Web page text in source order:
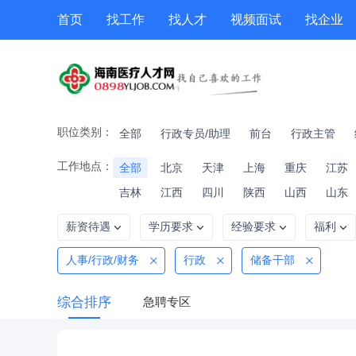
首页 找工作 找人才 视频面试 找企业
职位类别： 全部 行政专员/助理 前台 行政主管
工作地点： 全部 北京 天津 上海 重庆 江苏
吉林
江西 四川 陕西 山西 山东
薪资待遇 学历要求 经验要求 福利
人事/行政/财务 行政 储备干部
综合排序 急聘专区